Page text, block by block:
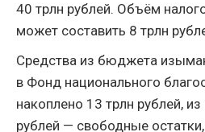
40 трлн рублей. Объём
может составить 8 трлн
Средства из бюджета
в Фонд национального
накоплено 13 трлн рублей,
рублей — свободные